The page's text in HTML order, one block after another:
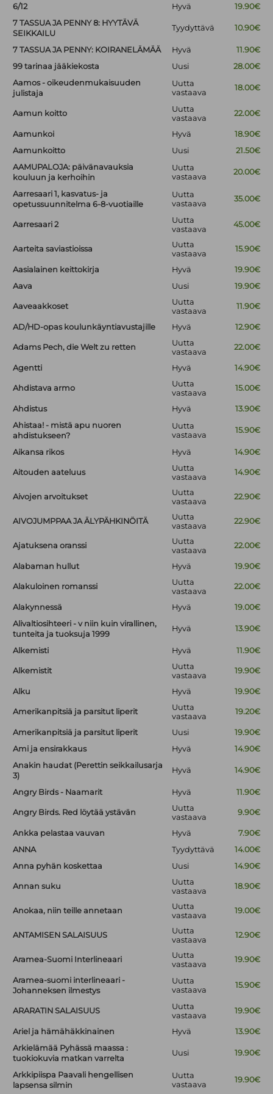
6/12 Hyvä
19.90€
7 TASSUA JA PENNY 8: HYYTÄVÄ
SEIKKAILU
Tyydyttävä 10.90€
7 TASSUA JA PENNY: KOIRANELÄMÄÄ Hyvä
11.90€
99 tarinaa jääkiekosta
Uusi
28.00€
Aamos - oikeudenmukaisuuden
julistaja
Uutta
vastaava
18.00€
Aamun koitto
Uutta
vastaava
22.00€
Aamunkoi Hyvä
18.90€
Aamunkoitto
Uusi
21.50€
AAMUPALOJA: päivänavauksia
kouluun ja kerhoihin
Uutta
vastaava
20.00€
Aarresaari 1, kasvatus- ja
opetussuunnitelma 6-8-vuotiaille
Uutta
vastaava
35.00€
Aarresaari 2
Uutta
vastaava
45.00€
Aarteita saviastioissa
Uutta
vastaava
15.90€
Aasialainen keittokirja Hyvä
19.90€
Aava
Uusi 19.90€
Aaveaakkoset
Uutta
vastaava
11.90€
AD/HD-opas koulunkäyntiavustajille Hyvä 12.90€
Adams Pech, die Welt zu retten
Uutta
vastaava
22.00€
Agentti Hyvä 14.90€
Ahdistava armo
Uutta
vastaava
15.00€
Ahdistus Hyvä
13.90€
Ahistaa! - mistä apu nuoren
ahdistukseen?
Uutta
vastaava
15.90€
Aikansa rikos Hyvä 14.90€
Aitouden aateluus
Uutta
vastaava
14.90€
Aivojen arvoitukset
Uutta
vastaava
22.90€
AIVOJUMPPAA JA ÄLYPÄHKINÖITÄ
Uutta
vastaava
22.90€
Ajatuksena oranssi
Uutta
vastaava
22.00€
Alabaman hullut Hyvä 19.90€
Alakuloinen romanssi
Uutta
vastaava
22.00€
Alakynnessä Hyvä
19.00€
Alivaltiosihteeri - v niin kuin virallinen,
tunteita ja tuoksuja 1999
Hyvä 13.90€
Alkemisti Hyvä 11.90€
Alkemistit
Uutta
vastaava
19.90€
Alku Hyvä 19.90€
Amerikanpitsiä ja parsitut liperit
Uutta
vastaava
19.20€
Amerikanpitsiä ja parsitut liperit Uusi
19.90€
Ami ja ensirakkaus
Hyvä
14.90€
Anakin haudat (Perettin seikkailusarja
3)
Hyvä 14.90€
Angry Birds - Naamarit Hyvä 11.90€
Angry Birds. Red löytää ystävän
Uutta
vastaava
9.90€
Ankka pelastaa vauvan Hyvä
7.90€
ANNA
Tyydyttävä
14.00€
Anna pyhän koskettaa
Uusi 14.90€
Annan suku
Uutta
vastaava
18.90€
Anokaa, niin teille annetaan
Uutta
vastaava
19.00€
ANTAMISEN SALAISUUS
Uutta
vastaava
12.90€
Aramea-Suomi Interlineaari
Uutta
vastaava
19.90€
Aramea-suomi interlineaari -
Johanneksen ilmestys
Uutta
vastaava
15.90€
ARARATIN SALAISUUS
Uutta
vastaava
19.90€
Ariel ja hämähäkkinainen Hyvä
13.90€
Arkielämää Pyhässä maassa :
tuokiokuvia matkan varrelta
Uusi 19.90€
Arkkipiispa Paavali hengellisen
lapsensa silmin
Uutta
vastaava
19.90€